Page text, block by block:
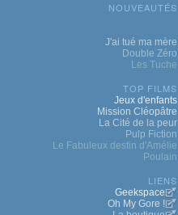
NOUVEAUTÉS
J'ai tué ma mère
Double Zéro
Les Tuche
TOP FILMS
Jeux d'enfants
Mission Cléopâtre
La Cité de la peur
Pulp Fiction
Le Fabuleux destin d'Amélie
Poulain
LIENS
Geekspace
Oh My Gore !